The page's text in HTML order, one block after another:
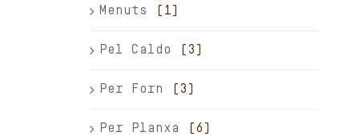
Menuts (1)
Pel Caldo (3)
Per Forn (3)
Per Planxa (6)